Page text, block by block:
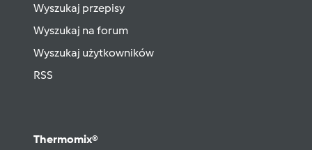
Wyszukaj przepisy
Wyszukaj na forum
Wyszukaj użytkowników
RSS
Thermomix®